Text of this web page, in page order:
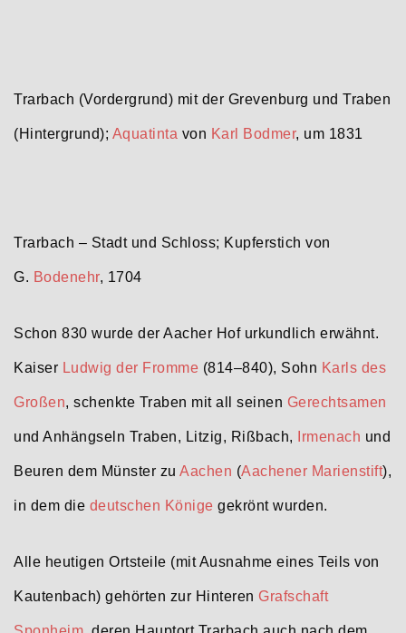
Trarbach (Vordergrund) mit der Grevenburg und Traben
(Hintergrund); Aquatinta von Karl Bodmer, um 1831
Trarbach – Stadt und Schloss; Kupferstich von
G. Bodenehr, 1704
Schon 830 wurde der Aacher Hof urkundlich erwähnt.
Kaiser Ludwig der Fromme (814–840), Sohn Karls des
Großen, schenkte Traben mit all seinen Gerechtsamen
und Anhängseln Traben, Litzig, Rißbach, Irmenach und
Beuren dem Münster zu Aachen (Aachener Marienstift),
in dem die deutschen Könige gekrönt wurden.
Alle heutigen Ortsteile (mit Ausnahme eines Teils von
Kautenbach) gehörten zur Hinteren Grafschaft